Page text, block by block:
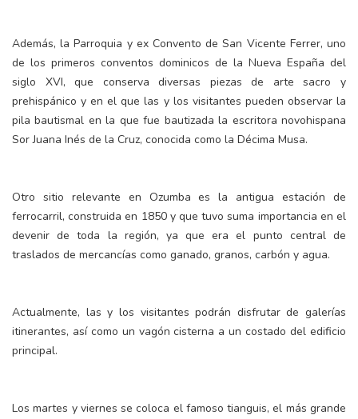
Además, la Parroquia y ex Convento de San Vicente Ferrer, uno
de los primeros conventos dominicos de la Nueva España del
siglo XVI, que conserva diversas piezas de arte sacro y
prehispánico y en el que las y los visitantes pueden observar la
pila bautismal en la que fue bautizada la escritora novohispana
Sor Juana Inés de la Cruz, conocida como la Décima Musa.
Otro sitio relevante en Ozumba es la antigua estación de
ferrocarril, construida en 1850 y que tuvo suma importancia en el
devenir de toda la región, ya que era el punto central de
traslados de mercancías como ganado, granos, carbón y agua.
Actualmente, las y los visitantes podrán disfrutar de galerías
itinerantes, así como un vagón cisterna a un costado del edificio
principal.
Los martes y viernes se coloca el famoso tianguis, el más grande